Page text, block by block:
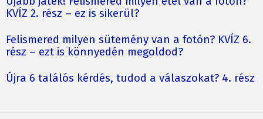
KVÍZ 2. rész – ez is sikerül?
Felismered milyen sütemény van a fotón? KVÍZ 6.
rész – ezt is könnyedén megoldod?
Újra 6 találós kérdés, tudod a válaszokat? 4. rész